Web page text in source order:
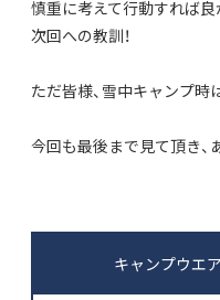
慎重に考えて行動すれば良
次回への教訓！
ただ皆様、雪中キャンプ時
今回も最後まで見て頂き、
キャンプウエ